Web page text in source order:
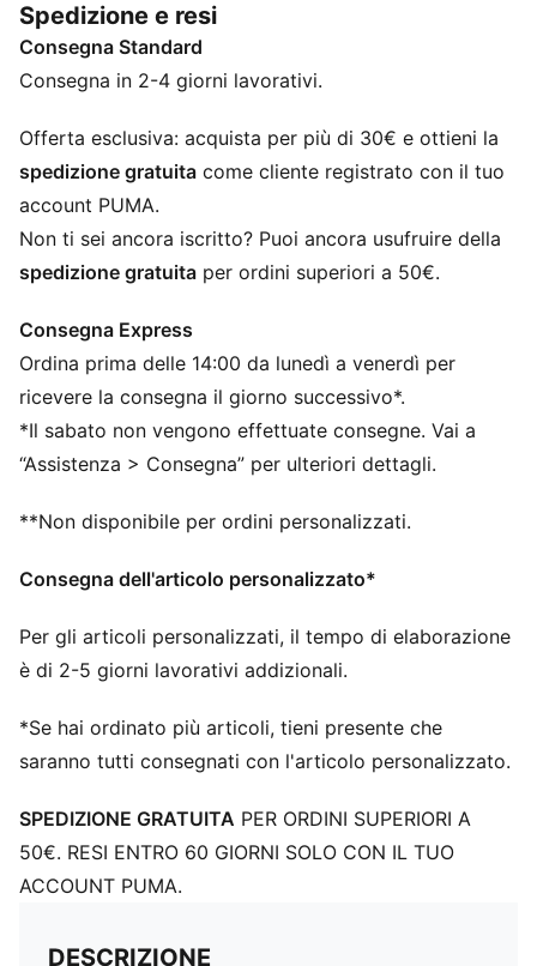
favorisce la traspirazione, mentre la piastra estesa
assicura trazione e spinta costante.
CARATTERISTICHE + VANTAGGI
seguirti in ogni disciplina.
Intersuola in EVA a tutta lunghezza per
un'ammortizzazione e un comfort reattivi
progettata per garantire trazione e propulsione
ottimali su ogni superficie
maggiore durata
DETTAGLI
Vestibilità: Regolare
Chiusura: Lacci
Chiusura: Lacci
Altezza dello stack: Sotto i 20 mm
Pronazione: Neutro
Tacchetti: 2 x 6 tacchetti intercambiabili da 6 mm
(¼”) con forma piramidale per una trazione ottimale
su pista
chiave inclusa
Loghi PUMA
Spedizione e resi
Consegna Standard
Consegna in 2-4 giorni lavorativi.
Offerta esclusiva: acquista per più di 30€ e ottieni la
spedizione gratuita come cliente registrato con il tuo
account PUMA.
Non ti sei ancora iscritto? Puoi ancora usufruire della
spedizione gratuita per ordini superiori a 50€.
Consegna Express
Ordina prima delle 14:00 da lunedì a venerdì per
ricevere la consegna il giorno successivo*.
*Il sabato non vengono effettuate consegne. Vai a
“Assistenza > Consegna” per ulteriori dettagli.
**Non disponibile per ordini personalizzati.
Consegna dell'articolo personalizzato*
Per gli articoli personalizzati, il tempo di elaborazione
è di 2-5 giorni lavorativi addizionali.
*Se hai ordinato più articoli, tieni presente che
saranno tutti consegnati con l'articolo personalizzato.
SPEDIZIONE GRATUITA PER ORDINI SUPERIORI A
50€. RESI ENTRO 60 GIORNI SOLO CON IL TUO
ACCOUNT PUMA.
DESCRIZIONE